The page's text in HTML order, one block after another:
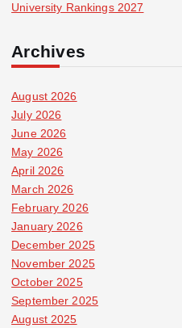
University Rankings 2027
Archives
August 2026
July 2026
June 2026
May 2026
April 2026
March 2026
February 2026
January 2026
December 2025
November 2025
October 2025
September 2025
August 2025